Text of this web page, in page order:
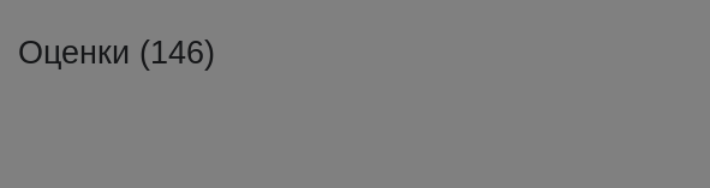
Оценки (146)